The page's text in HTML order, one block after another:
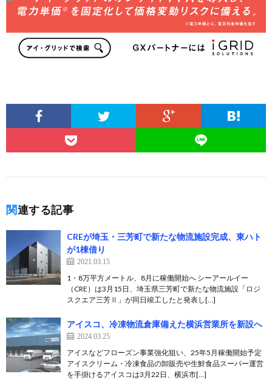
関連する記事
CREが埼玉・三芳町で新たな物流施設完成、東ハト
が1棟借り
2021.03.15
1・8万平方メートル、8月に稼働開始へ シーアールイー
（CRE）は3月15日、埼玉県三芳町で新たな物流施設「ロジ
スクエア三芳Ⅱ」が同日竣工したと発表し[…]
アイスコ、冷凍物流倉庫備えた横浜営業所を新設へ
2024.03.25
アイスなどフローズン事業強化狙い、25年5月稼働開始予定
アイスクリーム・冷凍食品の卸販売や生鮮食品スーパー運営
を手掛けるアイスコは3月22日、横浜市[…]